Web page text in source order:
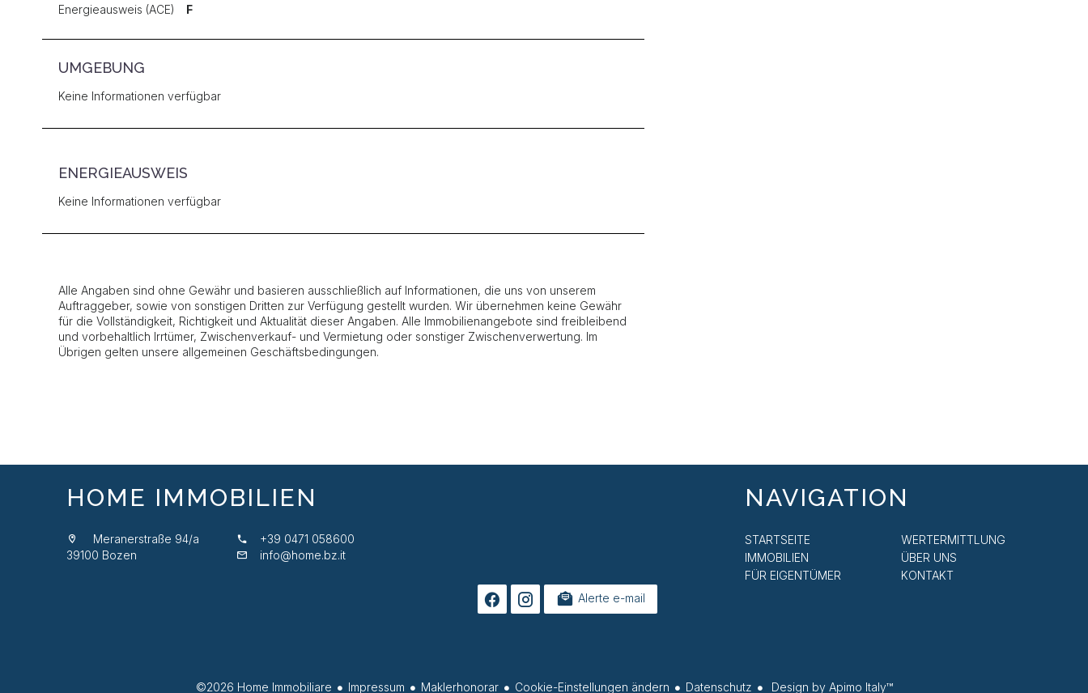
Energieausweis (ACE) F
UMGEBUNG
Keine Informationen verfügbar
ENERGIEAUSWEIS
Keine Informationen verfügbar
Alle Angaben sind ohne Gewähr und basieren ausschließlich auf Informationen, die uns von unserem
Auftraggeber, sowie von sonstigen Dritten zur Verfügung gestellt wurden. Wir übernehmen keine Gewähr
für die Vollständigkeit, Richtigkeit und Aktualität dieser Angaben. Alle Immobilienangebote sind freibleibend
und vorbehaltlich Irrtümer, Zwischenverkauf- und Vermietung oder sonstiger Zwischenverwertung. Im
Übrigen gelten unsere allgemeinen Geschäftsbedingungen.
HOME IMMOBILIEN
Meranerstraße 94/a
39100 Bozen
+39 0471 058600
info@home.bz.it
NAVIGATION
STARTSEITE
IMMOBILIEN
FÜR EIGENTÜMER
WERTERMITTLUNG
ÜBER UNS
KONTAKT
Alerte e-mail
©2026 Home Immobiliare Impressum Maklerhonorar Cookie-Einstellungen ändern Datenschutz Design by Apimo Italy™